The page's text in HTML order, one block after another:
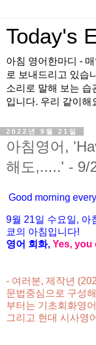
Today's
아침 영어한마디 -
로 보내드리고 있습
소리로 말해 보는 습
입니다. 우리 같이해
2022년 9월 21일
아침영어,
해도,.....' - 9/
Good morning
9월 21일 수요일, 아
쿄의 아침입니다!
영어 회화, Yes, you
- 여러분, 제작년
문법중심으로 구성
부터는 기초회화영
그리고 현대 시사영